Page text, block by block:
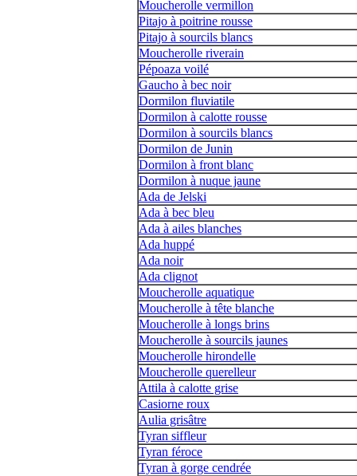
Moucherolle vermillon
Pitajo à poitrine rousse
Pitajo à sourcils blancs
Moucherolle riverain
Pépoaza voilé
Gaucho à bec noir
Dormilon fluviatile
Dormilon à calotte rousse
Dormilon à sourcils blancs
Dormilon de Junin
Dormilon à front blanc
Dormilon à nuque jaune
Ada de Jelski
Ada à bec bleu
Ada à ailes blanches
Ada huppé
Ada noir
Ada clignot
Moucherolle aquatique
Moucherolle à tête blanche
Moucherolle à longs brins
Moucherolle à sourcils jaunes
Moucherolle hirondelle
Moucherolle querelleur
Attila à calotte grise
Casiorne roux
Aulia grisâtre
Tyran siffleur
Tyran féroce
Tyran à gorge cendrée